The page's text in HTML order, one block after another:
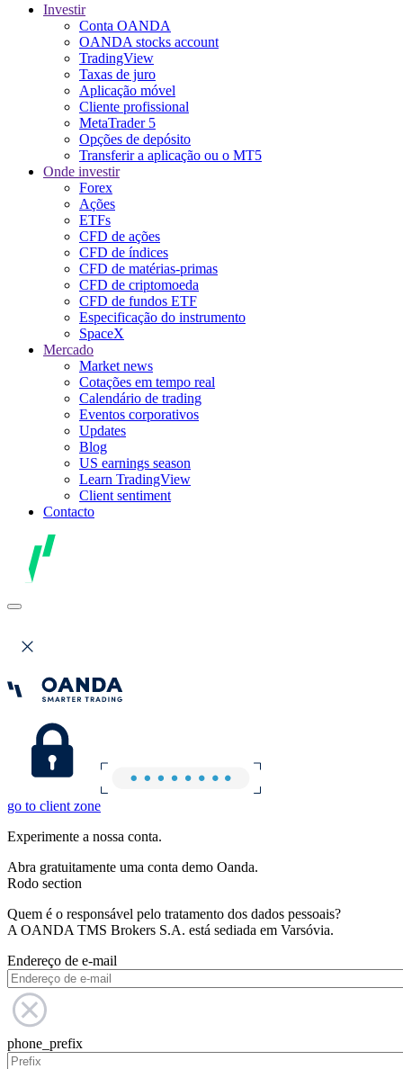
Investir
Conta OANDA
OANDA stocks account
TradingView
Taxas de juro
Aplicação móvel
Cliente profissional
MetaTrader 5
Opções de depósito
Transferir a aplicação ou o MT5
Onde investir
Forex
Ações
ETFs
CFD de ações
CFD de índices
CFD de matérias-primas
CFD de criptomoeda
CFD de fundos ETF
Especificação do instrumento
SpaceX
Mercado
Market news
Cotações em tempo real
Calendário de trading
Eventos corporativos
Updates
Blog
US earnings season
Learn TradingView
Client sentiment
Contacto
go to client zone
Experimente a nossa conta.
Abra gratuitamente uma conta demo Oanda.
Rodo section
Quem é o responsável pelo tratamento dos dados pessoais?
A OANDA TMS Brokers S.A. está sediada em Varsóvia.
Endereço de e-mail
phone_prefix